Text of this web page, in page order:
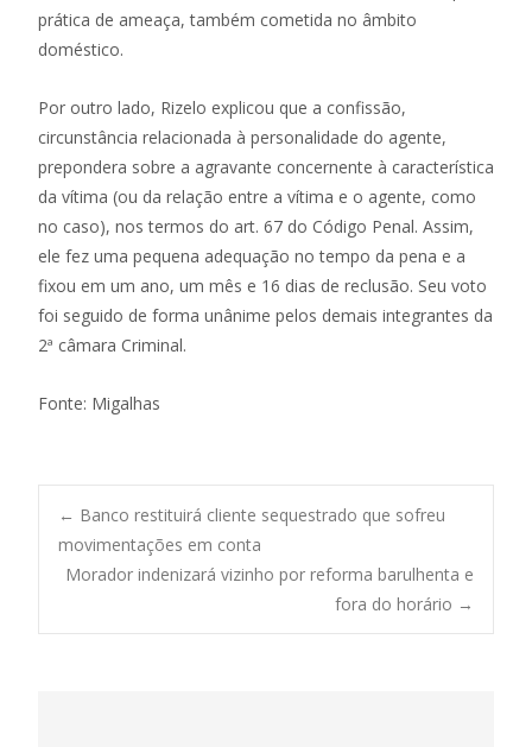
prática de ameaça, também cometida no âmbito
doméstico.
Por outro lado, Rizelo explicou que a confissão,
circunstância relacionada à personalidade do agente,
prepondera sobre a agravante concernente à característica
da vítima (ou da relação entre a vítima e o agente, como
no caso), nos termos do art. 67 do Código Penal. Assim,
ele fez uma pequena adequação no tempo da pena e a
fixou em um ano, um mês e 16 dias de reclusão. Seu voto
foi seguido de forma unânime pelos demais integrantes da
2ª câmara Criminal.
Fonte: Migalhas
Post
navigation
← Banco restituirá cliente sequestrado que sofreu
movimentações em conta
Morador indenizará vizinho por reforma barulhenta e
fora do horário →